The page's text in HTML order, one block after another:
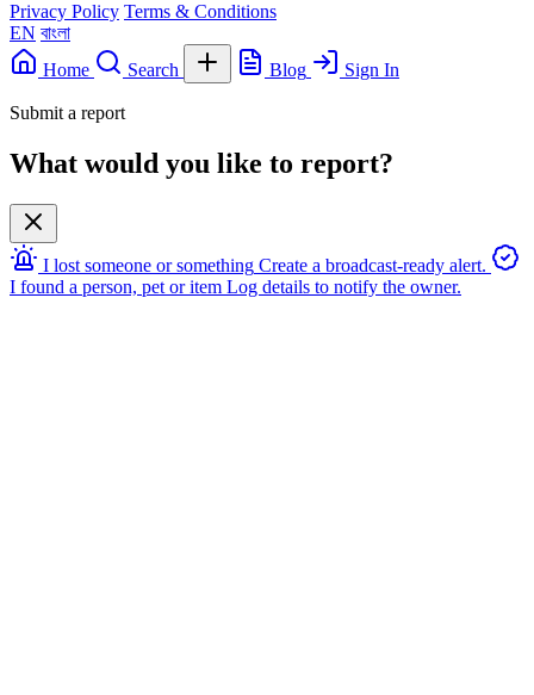
Privacy Policy Terms & Conditions
EN বাংলা
Home
Search Blog Sign In
Submit a report
What would you like to report?
I lost someone or something Create a broadcast-ready alert.
I found a person, pet or item Log details to notify the owner.